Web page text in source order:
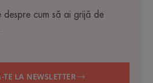
despre cum să ai grijă de
LA NEWSLETTER